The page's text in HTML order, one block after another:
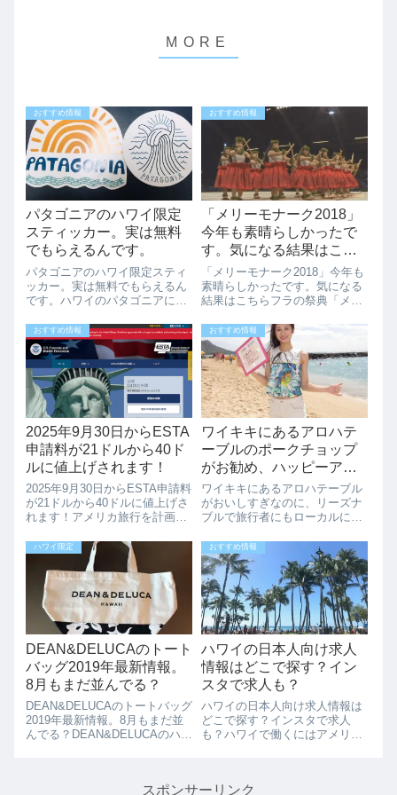
おすすめ情報
パタゴニアのハワイ限定
スティッカー。実は無料
でもらえるんです。
パタゴニアのハワイ限定スティ
ッカー。実は無料でもらえるん
です。ハワイのパタゴニアには
ツなどがありますが、実は無料
でもらえるスティッカー（シー
ル）があるの知っていました
か？こちらがこないだハワイの
ワードにあるパタゴ...
おすすめ情報
「メリーモナーク2018」
今年も素晴らしかったで
す。気になる結果はこち
ら
「メリーモナーク2018」今年も
素晴らしかったです。気になる
結果はこちらフラの祭典「メリ
も素晴らしかったですね。ワイ
キキで見ているフラもいいです
が、このような神聖な場所で行
われるフラは研ぎ澄まされてい
て身震い...
おすすめ情報
2025年9月30日からESTA
申請料が21ドルから40ド
ルに値上げされます！
2025年9月30日からESTA申請料
が21ドルから40ドルに値上げさ
れます！アメリカ旅行を計画し
せです。2025年9月30日より、
ESTA（電子渡航認証システ
ム）の申請料が値上げされま
す。新しい料金体系 EST...
おすすめ情報
ワイキキにあるアロハテ
ーブルのポークチョップ
がお勧め、ハッピーアワ
ーもパーティーコースも
お勧めです。
ワイキキにあるアロハテーブル
がおいしすぎなのに、リーズナ
ブルで旅行者にもローカルにも
ある、アロハテーブルは、いつ
も日本のお客様で大人気です。
人気の秘密は、日本ごのみのハ
ワイ料理が楽しめて、さらにリ
ーズナブル。雰囲...
ハワイ限定
DEAN&DELUCAのトート
バッグ2019年最新情報。
8月もまだ並んでる？
DEAN&DELUCAのトートバッグ
2019年最新情報。8月もまだ並
んでる？DEAN&DELUCAのハワ
た、CoCoさんの情報を紹介させ
おすすめ情報
ハワイの日本人向け求人
情報はどこで探す？イン
スタで求人も？
ハワイの日本人向け求人情報は
どこで探す？インスタで求人
も？ハワイで働くにはアメリカ
ポートしてくれる求人はすくな
スポンサーリンク